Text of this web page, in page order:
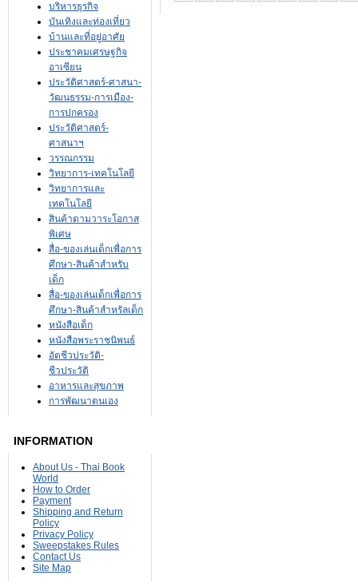
บริหารธุรกิจ
บันเทิงและท่องเที่ยว
บ้านและที่อยู่อาศัย
ประชาคมเศรษฐกิจ
อาเซียน
ประวัติศาสตร์-ศาสนา-
วัฒนธรรม-การเมือง-
การปกครอง
ประวัติศาสตร์-
ศาสนาฯ
วรรณกรรม
วิทยาการ-เทคโนโลยี
วิทยาการและ
เทคโนโลยี
สินค้าตามวาระโอกาส
พิเศษ
สื่อ-ของเล่นเด็กเพื่อการ
ศึกษา-สินค้าสำหรับ
เด็ก
สื่อ-ของเล่นเด็กเพื่อการ
ศึกษา-สินค้าสำหรัลเด็ก
หนังสือเด็ก
หนังสือพระราชนิพนธ์
อัตชีวประวัติ-
ชีวประวัติ
อาหารและสุขภาพ
การพัฒนาตนเอง
INFORMATION
About Us - Thai Book
World
How to Order
Payment
Shipping and Return
Policy
Privacy Policy
Sweepstakes Rules
Contact Us
Site Map